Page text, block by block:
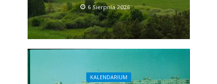
6 Sierpnia 2026
KALENDARIUM